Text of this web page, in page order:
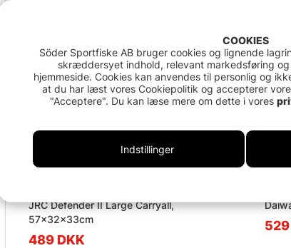
JRC Defender II Large Carryall,
57x32x33cm
489 DKK
529
COOKIES
Söder Sportfiske AB bruger cookies og lignende
skræddersyet indhold, relevant markedsføring
hjemmeside. Cookies kan anvendes til personlig og
at du har læst vores Cookiepolitik og accepterer
"Acceptere". Du kan læse mere om dette i vores
Indstillinger